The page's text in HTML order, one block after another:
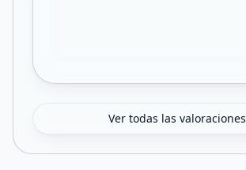
Ver todas las valoraciones